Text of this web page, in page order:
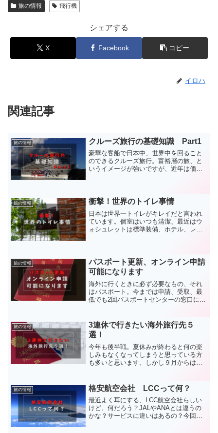
旅の情報 飛行機
シェアする
X Facebook コピー
イロハ
関連記事
旅の情報 クルーズ旅行の基礎知識 Part1
豪華な客船で日本中、世界中を回ること
のできるクルーズ旅行。富裕層の旅、と
いうイメージが強いですが、近年は価格
についてまとめてみました...
旅の情報 衝撃！世界のトイレ事情
日本は世界一トイレがキレイだと言われ
ています。個室はいつも清潔、最近はウ
ォシュレットは標準装備、ホテル、レス
は考えられないトイレがあ...
旅の情報
パスポート更新、オンライン申請
可能になります
海外に行くときに必ず必要なもの、それ
はパスポート。今までは申請、受取、最
低でも2回パスポートセンターの窓口に行
うになります。これにより、申請はオン
ラインで行い受取...
旅の情報
3連休で行きたい海外旅行先５
選！
今年も後半戦。夏休みが終わると何の楽
しみもなくなってしまうと思っている方
も多いと思います。しかし９月からは毎
ます。そこで今回は３連休で行きたい海
外旅行先をご紹介します。...
旅の情報 格安航空会社 LCCって何？
最近よく耳にする、LCC航空会社らしい
けど、何だろう？JALやANAとは違うの
かな？サービスに違いはあるの？今回は